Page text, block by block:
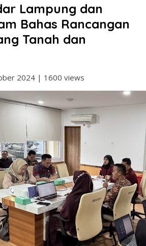
Lampung dan
Bahas Rancangan
Tanah dan
2024 | 1600 views